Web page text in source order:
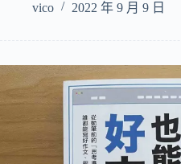
vico
2022 年 9 月 9 日